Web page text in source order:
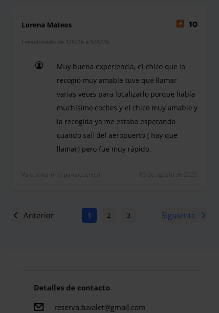
Lorena Mateos 10
Estacionado de 1/8/26 a 6/8/26
Muy buena experiencia, el chico que lo
recogió muy amable tuve que llamar
varias veces para localizarlo porque había
muchísimo coches y el chico muy amable y
la recogida ya me estaba esperando
cuando salí del aeropuerto ( hay que
llamar) pero fue muy rápido.
Valet interior (aparcacoches) 10 de agosto de 2026
Anterior 1 2 3 5 6
Siguiente
Detalles de contacto
reserva.tuvalet@gmail.com